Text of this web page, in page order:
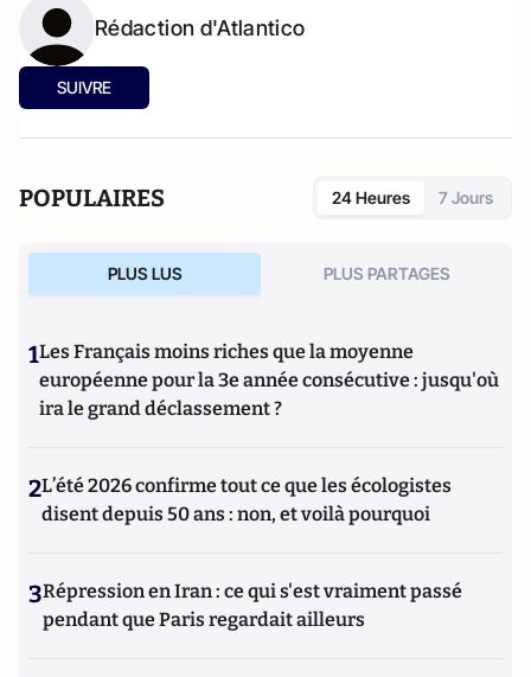
Rédaction d'Atlantico
SUIVRE
POPULAIRES 24 Heures 7 Jours
PLUS LUS PLUS PARTAGES
1Les Français moins riches que la moyenne
européenne pour la 3e année consécutive : jusqu'où
ira le grand déclassement ?
2L’été 2026 confirme tout ce que les écologistes
disent depuis 50 ans : non, et voilà pourquoi
3Répression en Iran : ce qui s'est vraiment passé
pendant que Paris regardait ailleurs